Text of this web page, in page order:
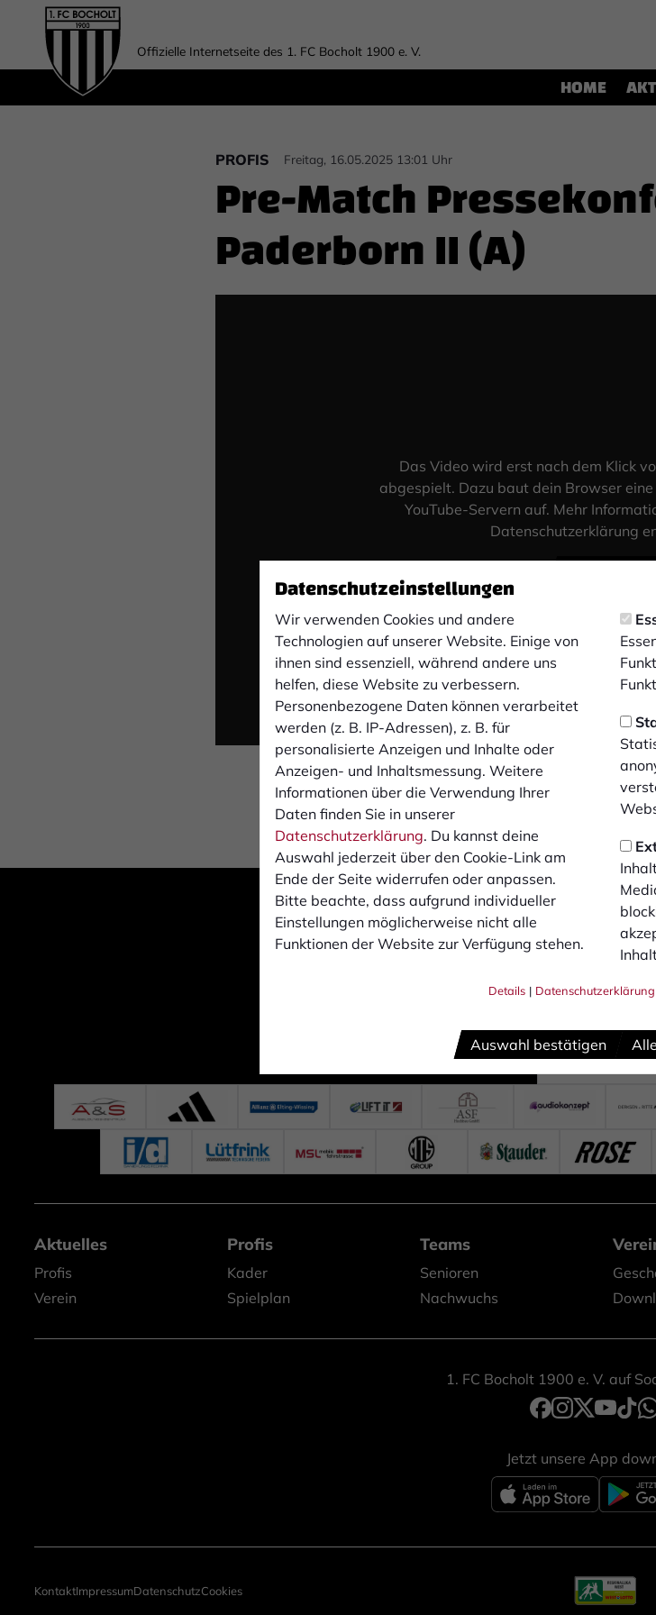
Datenschutzeinstellungen
Wir verwenden Cookies und andere
Technologien auf unserer Website. Einige von
ihnen sind essenziell, während andere uns
helfen, diese Website zu verbessern.
Personenbezogene Daten können verarbeitet
werden (z. B. IP-Adressen), z. B. für
personalisierte Anzeigen und Inhalte oder
Anzeigen- und Inhaltsmessung. Weitere
Informationen über die Verwendung Ihrer
Daten finden Sie in unserer
Datenschutzerklärung. Du kannst deine
Auswahl jederzeit über den Cookie-Link am
Ende der Seite widerrufen oder anpassen.
Bitte beachte, dass aufgrund individueller
Einstellungen möglicherweise nicht alle
Funktionen der Website zur Verfügung stehen.
Details | Datenschutzerklärung
Auswahl bestätigen
Offizielle Internetseite des 1. FC Bocholt 1900 e. V.
HOME
PROFIS Freitag, 16.05.2025 13:01 Uhr
Pre-Match
Paderborn II (A)
Das Video wird erst nach dem Klick
abgespielt. Dazu baut dein Browser
YouTube-Servern auf. Mehr
Datenschutzerklärung
Aktuelles
Profis
Verein
Profis
Kader
Spielplan
Teams
Senioren
Nachwuchs
1. FC Bocholt 1900 e. V. auf
Jetzt unsere App
KontaktImpressumDatenschutzCookies